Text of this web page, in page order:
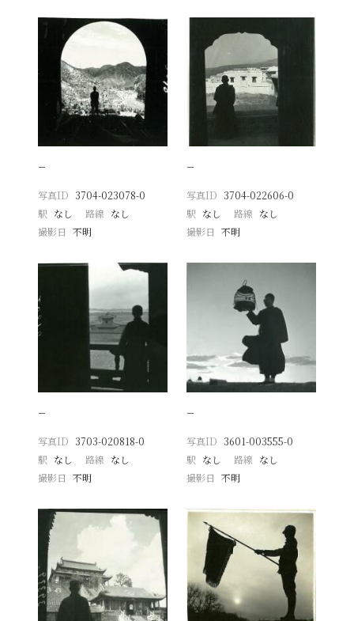
−
写真ID 3704-023078-0
駅 なし 路線 なし
撮影日
不明
−
写真ID 3704-022606-0
駅 なし 路線 なし
撮影日 不明
−
写真ID 3703-020818-0
駅 なし 路線 なし
撮影日
不明
−
写真ID 3601-003555-0
駅 なし 路線 なし
撮影日 不明